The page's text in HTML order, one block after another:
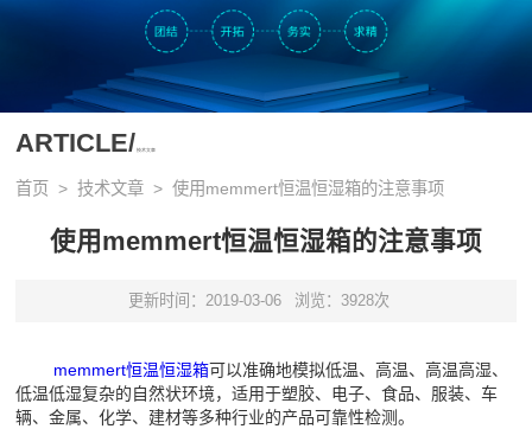
ARTICLE/ 技术文章
首页 >技术文章 > 使用memmert恒温恒湿箱的注意事项
使用memmert恒温恒湿箱的注意事项
更新时间：2019-03-06 浏览：3928次
memmert恒温恒湿箱可以准确地模拟低温、高温、高温高湿、
低温低湿复杂的自然状环境，适用于塑胶、电子、食品、服装、车
辆、金属、化学、建材等多种行业的产品可靠性检测。